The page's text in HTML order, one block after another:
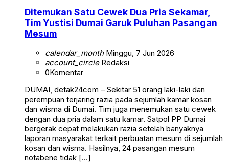
Ditemukan Satu Cewek Dua Pria Sekamar,
Tim Yustisi Dumai Garuk Puluhan Pasangan
Mesum
calendar_monthMinggu, 7 Jun 2026
account_circleRedaksi
0Komentar
DUMAI, detak24com – Sekitar 51 orang laki-laki dan
perempuan terjaring razia pada sejumlah kamar kosan
dan wisma di Dumai. Tim juga menemukan satu cewek
dengan dua pria dalam satu kamar. Satpol PP Dumai
bergerak cepat melakukan razia setelah banyaknya
laporan masyarakat terkait perbuatan mesum di sejumlah
kosan dan wisma. Hasilnya, 24 pasangan mesum
notabene tidak […]